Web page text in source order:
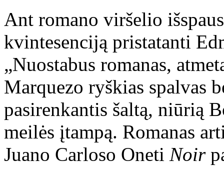
Ant romano viršelio
kvintesenciją pristatanti
„Nuostabus romanas,
Marquezo ryškias spalvas
pasirenkantis šaltą, niūrią
meilės įtampą. Romanas
Juano Carloso Oneti Noir